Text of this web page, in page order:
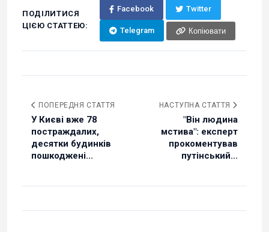
ПОДІЛИТИСЯ
ЦІЄЮ СТАТТЕЮ:
Facebook Twitter
Telegram Копіювати
ПОПЕРЕДНЯ СТАТТЯ
У Києві вже 78
постраждалих,
десятки будинків
пошкоджені...
НАСТУПНА СТАТТЯ
"Він людина
мстива": експерт
прокоментував
путінський...